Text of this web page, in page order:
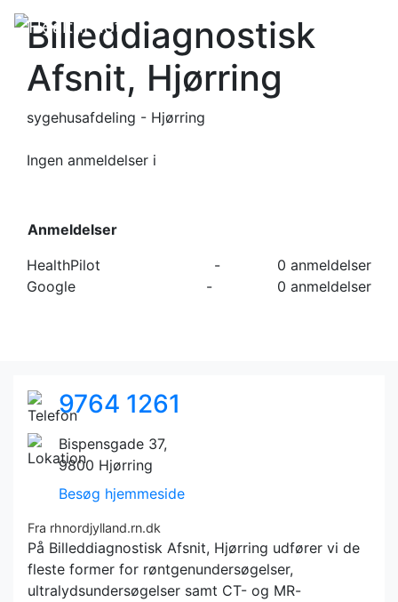
Billeddiagnostisk
Afsnit, Hjørring
sygehusafdeling - Hjørring
Ingen anmeldelser i
Anmeldelser
HealthPilot
-
0 anmeldelser
Google
- 0 anmeldelser
9764 1261
Bispensgade 37,
9800 Hjørring
Besøg hjemmeside
Fra rhnordjylland.rn.dk
På Billeddiagnostisk Afsnit, Hjørring udfører vi de
fleste former for røntgenundersøgelser,
ultralydsundersøgelser samt CT- og MR-